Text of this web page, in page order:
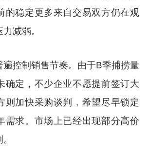
的稳定更多来自交易双方仍在观
减弱。
控制销售节奏。由于B季捕捞量
确定，不少企业不愿提前签订大
则加快采购谈判，希望尽早锁定
需求。市场上已经出现部分高价